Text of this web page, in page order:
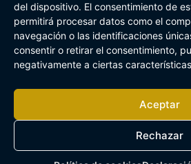
del dispositivo. El consentimiento de
permitirá procesar datos como el
navegación o las identificaciones
consentir o retirar el consentimiento,
negativamente a ciertas
Aceptar
Rechazar
Aviso Legal Política de cookies
Canal de
Buzón Plan Regional